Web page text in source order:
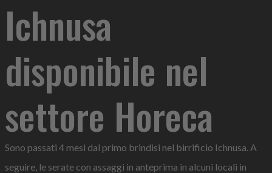
Ichnusa
disponibile nel
settore Horeca
Sono passati 4 mesi dal primo brindisi nel birrificio Ichnusa. A
seguire, le serate con assaggi in anteprima in alcuni locali in